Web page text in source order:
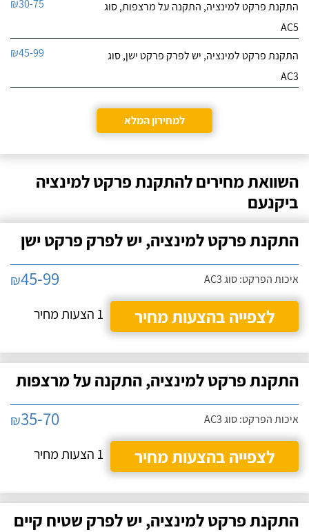
התקנת פרקט למינציה, התקנה על מרצפות, סוג
AC5
₪30-75
התקנת פרקט למינציה, יש לפרק פרקט ישן, סוג
AC3
₪45-99
למחירון המלא
השוואת מחירים להתקנת פרקט למינציה
ביקנעם
התקנת פרקט למינציה, יש לפרק פרקט ישן
איכות הפרקט: סוג AC3 ₪45-99
לצפייה בהצעות מחיר
1 הצעות מחיר
התקנת פרקט למינציה, התקנה על מרצפות
איכות הפרקט: סוג AC3 ₪35-70
לצפייה בהצעות מחיר
1 הצעות מחיר
התקנת פרקט למינציה, יש לפרק שטיח קיים